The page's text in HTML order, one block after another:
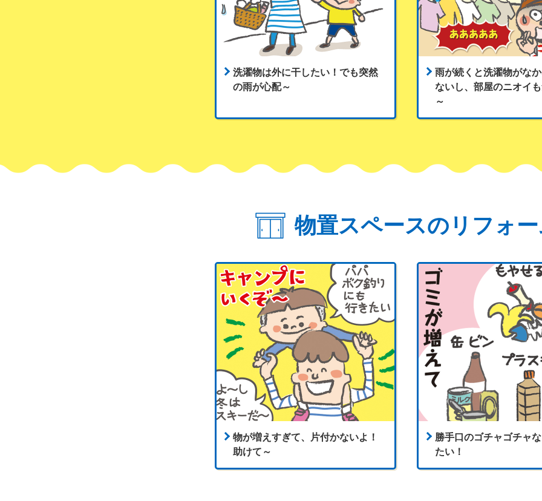
洗濯物は外に干したい！でも突然
の雨が心配～
雨が続くと洗濯物がな
ないし、部屋のニオイ
～
物置スペースのリフォ
物が増えすぎて、片付かないよ！
助けて～
勝手口のゴチャゴチャ
たい！